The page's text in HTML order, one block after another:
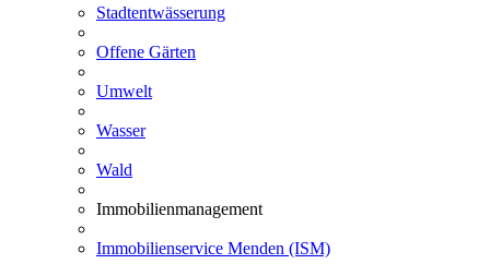
Stadtentwässerung
Offene Gärten
Umwelt
Wasser
Wald
Immobilienmanagement
Immobilienservice Menden (ISM)